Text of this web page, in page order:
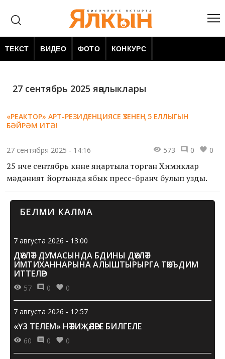
ТЕКСТ ВИДЕО ФОТО КОНКУРС
27 сентябрь 2025 яңалыклары
«РЕАКТОР» АРТ-РЕЗИДЕНЦИЯСЕ ҮЗЕНЕҢ 5 ЕЛЛЫГЫН
БӘЙРӘМ ИТӘ!
27 сентября 2025 - 14:16 573 0 0
25 нче сентябрь көнне яңартыла торган Химиклар
мәдәният йортында ябык пресс-бранч булып узды.
БЕЛМИ КАЛМА
7 августа 2026 - 13:00
ДӘҮЛӘТ ДУМАСЫНДА БДИНЫ ДӘҮЛӘТ
ИМТИХАННАРЫНА АЛЫШТЫРЫРГА ТӘКЪДИМ
ИТТЕЛӘР
57 0 0
7 августа 2026 - 12:57
«ҮЗ ТЕЛЕМ» НӘТИҖӘЛӘРЕ БИЛГЕЛЕ
60 0 0